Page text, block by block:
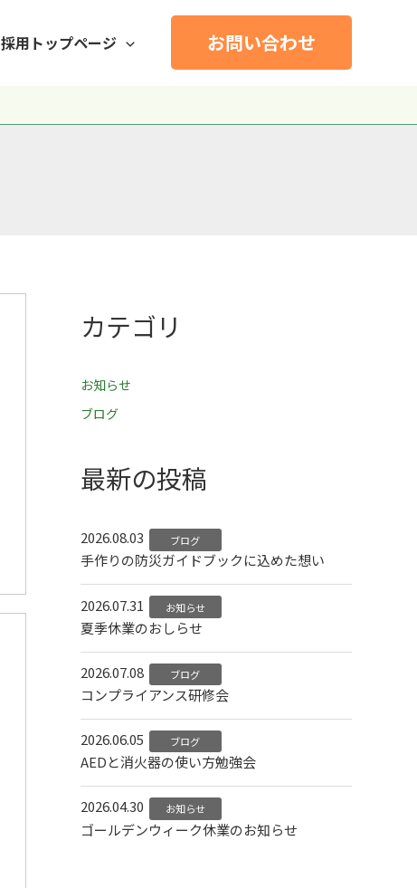
採用トップページ お問い合わせ
カテゴリ
お知らせ
ブログ
最新の投稿
2026.08.03 ブログ
手作りの防災ガイドブックに込めた想い
2026.07.31 お知らせ
夏季休業のおしらせ
2026.07.08 ブログ
コンプライアンス研修会
2026.06.05 ブログ
AEDと消火器の使い方勉強会
2026.04.30 お知らせ
ゴールデンウィーク休業のお知らせ